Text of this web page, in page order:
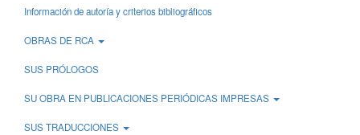
Información de autoría y criterios bibliográficos
OBRAS DE RCA
SUS PRÓLOGOS
SU OBRA EN PUBLICACIONES PERIÓDICAS IMPRESAS
SUS TRADUCCIONES